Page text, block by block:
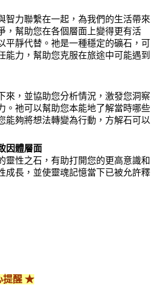
智力聯繫在一起，為我們的生活帶來
，幫助您在各個層面上變得更有活
平靜代替。祂是一種穩定的礦石，可
能力，幫助您克服在旅途中可能遇到
來，並協助您分析情況，激發您洞察
。祂可以幫助您本能地了解當時哪些
能夠將想法轉變為行動，方解石可以
因體層面
靈性之石，有助打開您的更高意識和
成長，並使靈魂記憶當下已被允許釋
提醒 ★